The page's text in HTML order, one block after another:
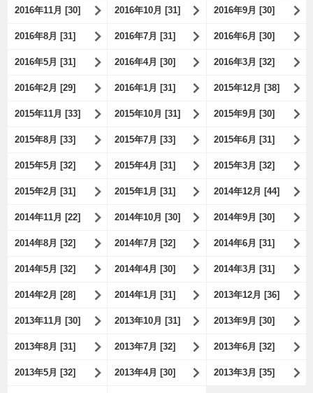
2016年11月 [30] 2016年10月 [31] 2016年9月 [30]
2016年8月 [31] 2016年7月 [31] 2016年6月 [30]
2016年5月 [31] 2016年4月 [30] 2016年3月 [32]
2016年2月 [29] 2016年1月 [31] 2015年12月 [38]
2015年11月 [33] 2015年10月 [31] 2015年9月 [30]
2015年8月 [33] 2015年7月 [33] 2015年6月 [31]
2015年5月 [32] 2015年4月 [31] 2015年3月 [32]
2015年2月 [31] 2015年1月 [31] 2014年12月 [44]
2014年11月 [22] 2014年10月 [30] 2014年9月 [30]
2014年8月 [32] 2014年7月 [32] 2014年6月 [31]
2014年5月 [32] 2014年4月 [30] 2014年3月 [31]
2014年2月 [28] 2014年1月 [31] 2013年12月 [36]
2013年11月 [30] 2013年10月 [31] 2013年9月 [30]
2013年8月 [31] 2013年7月 [32] 2013年6月 [32]
2013年5月 [32] 2013年4月 [30] 2013年3月 [35]